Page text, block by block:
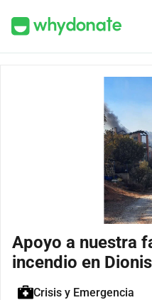
Apoyo a nuestra
incendio en
Crisis y Emergencia